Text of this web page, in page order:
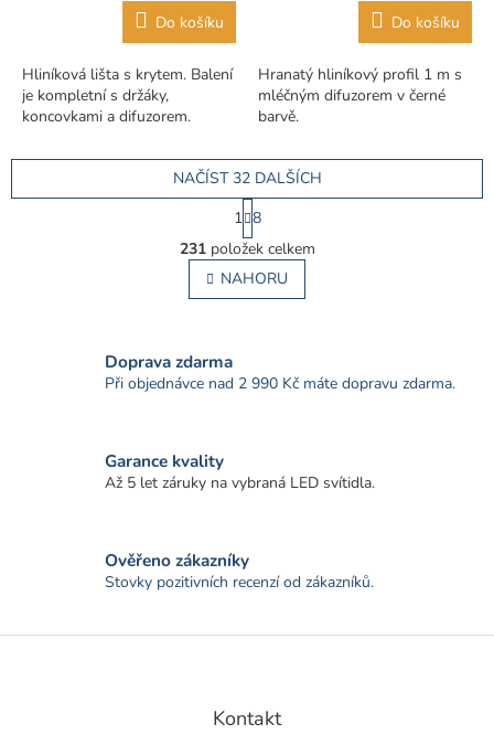
Do košíku
Hliníková lišta s krytem. Balení
je kompletní s držáky,
koncovkami a difuzorem.
Do košíku
Hranatý hliníkový profil 1 m s
mléčným difuzorem v černé
barvě.
O
v
l
á
í
y
p
i
s
NAČÍST 32 DALŠÍCH
S
t
r
á
n
k
n
í
1 8
231položek celkem
NAHORU
Doprava zdarma
Při objednávce nad 2 990 Kč máte dopravu zdarma.
Garance kvality
Až 5 let záruky na vybraná LED svítidla.
Ověřeno zákazníky
Stovky pozitivních recenzí od zákazníků.
Z
Kontakt